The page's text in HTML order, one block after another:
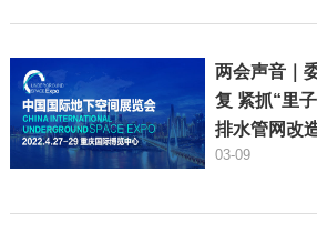
两会声音｜
复 紧抓“里
排水管网改
03-09